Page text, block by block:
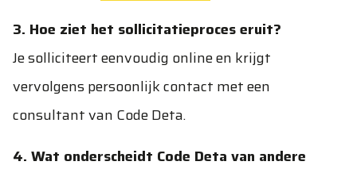
3. Hoe ziet het sollicitatieproces eruit?
Je solliciteert eenvoudig online en krijgt
vervolgens persoonlijk contact met een
consultant van Code Deta.
4. Wat onderscheidt Code Deta van andere